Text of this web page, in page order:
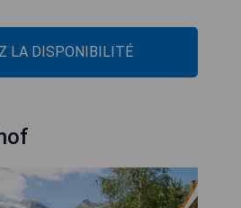
LA DISPONIBILITÉ